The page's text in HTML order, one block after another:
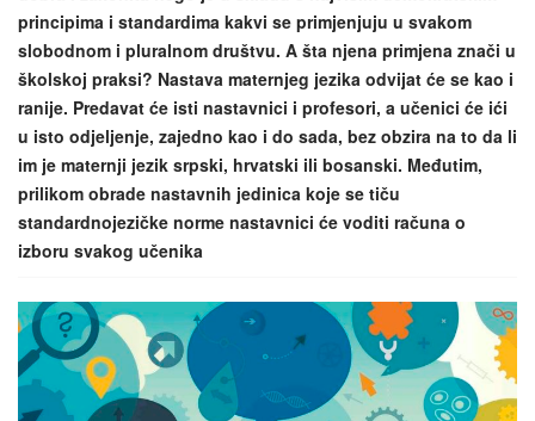
t
i
o
n
i
o
n
principima i standardima kakvi se primjenjuju u svakom
slobodnom i pluralnom društvu. A šta njena primjena znači u
školskoj praksi? Nastava maternjeg jezika odvijat će se kao i
ranije. Predavat će isti nastavnici i profesori, a učenici će ići
u isto odjeljenje, zajedno kao i do sada, bez obzira na to da li
im je maternji jezik srpski, hrvatski ili bosanski. Međutim,
prilikom obrade nastavnih jedinica koje se tiču
standardnojezičke norme nastavnici će voditi računa o
izboru svakog učenika